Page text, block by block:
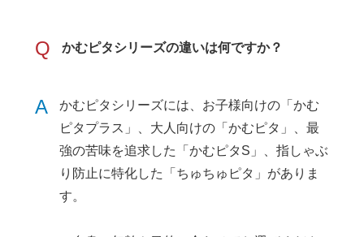
Q かむピタシリーズの違いは何ですか？
A
かむピタシリーズには、お子様向けの「かむ
ピタプラス」、大人向けの「かむピタ」、最
強の苦味を追求した「かむピタS」、指しゃぶ
り防止に特化した「ちゅちゅピタ」がありま
す。